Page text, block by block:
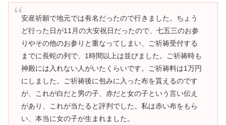
安産祈願で地元では有名だったので行きました。ちょう
ど行った日が11月の大安祝日だったので、七五三のお参
りやその他のお参りと重なってしまい、ご祈祷受付する
までに長蛇の列で、1時間以上は並びました。ご祈祷時も
神殿には入れない人がいたくらいです。ご祈祷料は1万円
にしました。ご祈祷後に包みに入った布を貰えるのです
が、これが白だと男の子、赤だと女の子という言い伝え
があり、これが当たると評判でした。私は赤い布をもら
い、本当に女の子が生まれました。